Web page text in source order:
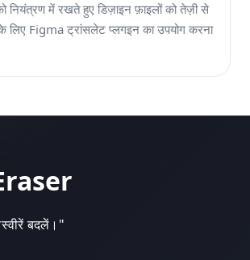
नियंत्रण में रखते हुए डिज़ाइन फ़ाइलों को तेज़ी से
Figma ट्रांसलेट प्लगइन का उपयोग करना
बदलें। "